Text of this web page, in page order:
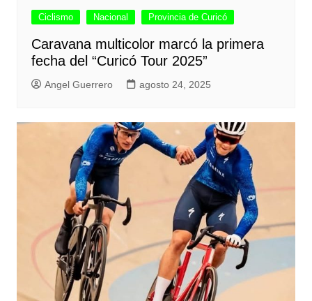
Ciclismo Nacional Provincia de Curicó
Caravana multicolor marcó la primera
fecha del “Curicó Tour 2025”
Angel Guerrero agosto 24, 2025